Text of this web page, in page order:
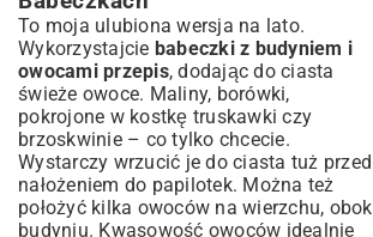
To moja ulubiona wersja na lato.
Wykorzystajcie babeczki z budyniem i
owocami przepis, dodając do ciasta
świeże owoce. Maliny, borówki,
pokrojone w kostkę truskawki czy
brzoskwinie – co tylko chcecie.
Wystarczy wrzucić je do ciasta tuż przed
nałożeniem do papilotek. Można też
położyć kilka owoców na wierzchu, obok
budyniu. Kwasowość owoców idealnie